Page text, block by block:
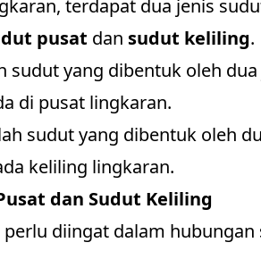
terdapat dua jenis
pusat dan sudut keliling.
sudut yang dibentuk oleh
di pusat lingkaran.
sudut yang dibentuk oleh
keliling lingkaran.
dan Sudut Keliling
perlu diingat dalam